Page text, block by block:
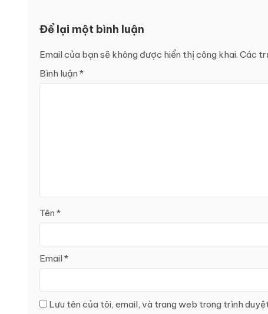
Để lại một bình luận
Email của bạn sẽ không được hiển thị công khai. Các
Bình luận *
Tên *
Email*
Lưu tên của tôi, email, và trang web trong trình